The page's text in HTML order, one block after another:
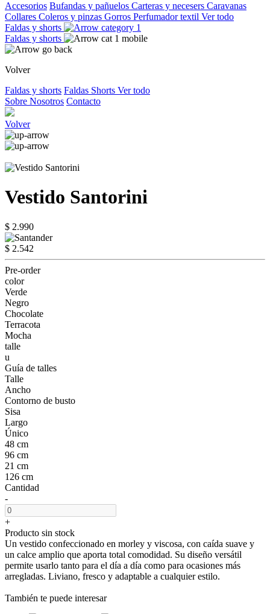
Accesorios Bufandas y pañuelos Carteras y necesers Caravanas
Collares Coleros y pinzas Gorros Perfumador textil Ver todo
Faldas y shorts
Faldas y shorts
Volver
Faldas y shorts Faldas Shorts Ver todo
Sobre Nosotros Contacto
Volver
Vestido Santorini
$ 2.990
$ 2.542
Pre-order
color
Verde
Negro
Chocolate
Terracota
Mocha
talle
u
Guía de talles
Talle
Ancho
Contorno de busto
Sisa
Largo
Único
48 cm
96 cm
21 cm
126 cm
Cantidad
-
+
Producto sin stock
Un vestido confeccionado en morley y viscosa, con caída suave y
un calce amplio que aporta total comodidad. Su diseño versátil
permite usarlo tanto para el día a día como para ocasiones más
arregladas. Liviano, fresco y adaptable a cualquier estilo.
También te puede interesar